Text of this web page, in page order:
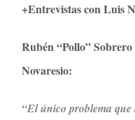
+Entrevistas con Luis
Rubén “Pollo”
Novaresio:
“El único problema que